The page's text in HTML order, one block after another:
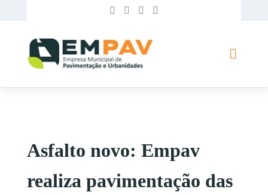
Asfalto novo: Empav
realiza pavimentação das